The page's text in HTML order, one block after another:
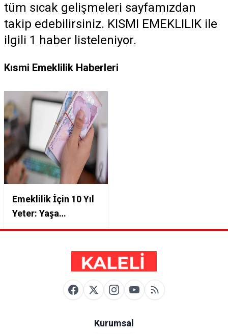
tüm sıcak gelişmeleri sayfamızdan
takip edebilirsiniz. KISMI EMEKLILIK ile
ilgili 1 haber listeleniyor.
Kısmi Emeklilik Haberleri
Emeklilik İçin 10 Yıl
Yeter: Yaşa
Takılmadan Primini
Kurumsal